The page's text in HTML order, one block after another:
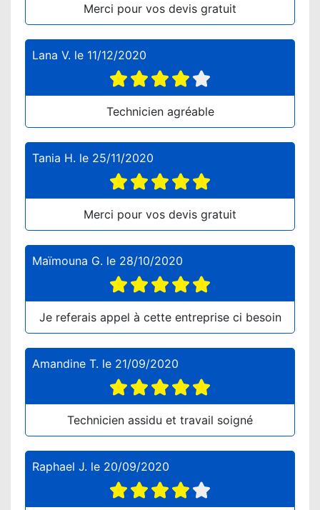
Merci pour vos devis gratuit
Lana V. le 11/12/2020
Technicien agréable
Tania H. le 25/11/2020
Merci pour vos devis gratuit
Maïmouna G. le 28/10/2020
Je referais appel à cette entreprise ci besoin
Amandine T. le 21/09/2020
Technicien assidu et travail soigné
Raphael J. le 20/09/2020